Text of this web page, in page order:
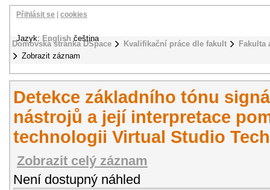
Domovská stránka DSpace Kvalifikační práce dle fakult
Fakulta
Zobrazit záznam
Přihlásit se cookies
Jazyk: English čeština
Detekce základního tónu
nástrojů a její interpretace
technologii Virtual Studio
Zobrazit celý záznam
Není dostupný náhled